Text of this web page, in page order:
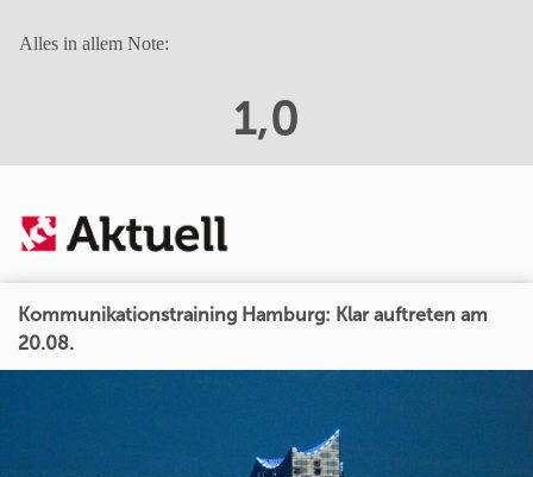
Alles in allem Note:
1,0
Kommunikationstraining Hamburg: Klar auftreten am
20.08.